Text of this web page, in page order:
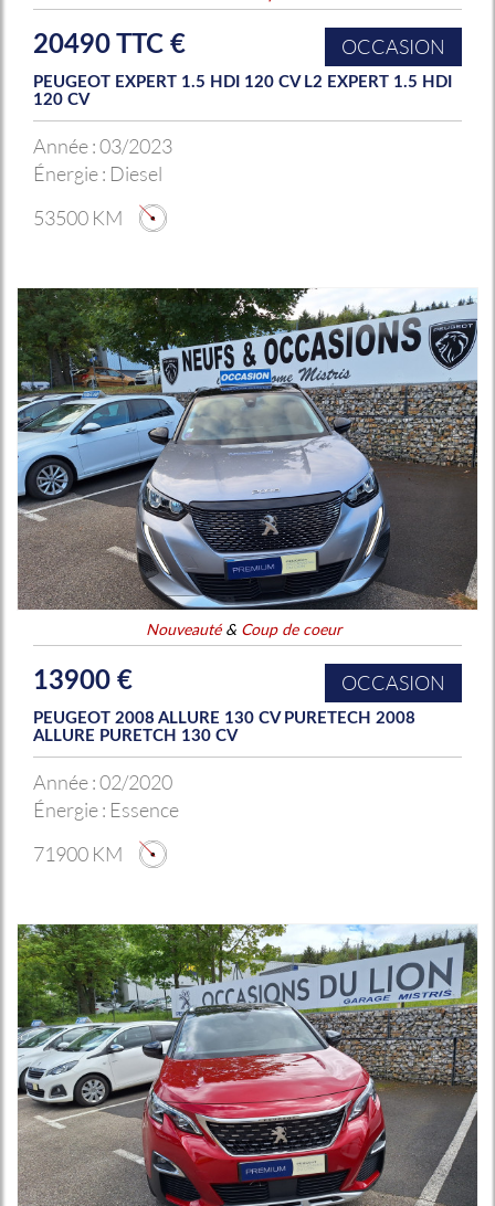
20490 TTC € OCCASION
PEUGEOT EXPERT 1.5 HDI 120 CV L2 EXPERT 1.5 HDI
120 CV
Année :03/2023
Énergie : Diesel
53500 KM
Nouveauté& Coup de coeur
13900 € OCCASION
PEUGEOT 2008 ALLURE 130 CV PURETECH 2008
ALLURE PURETCH 130 CV
Année :02/2020
Énergie : Essence
71900 KM